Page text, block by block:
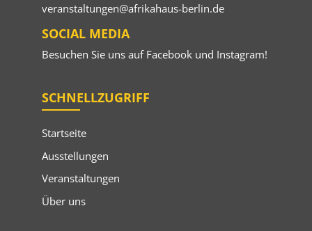
veranstaltungen@afrikahaus-berlin.de
SOCIAL MEDIA
Besuchen Sie uns auf Facebookund Instagram!
SCHNELLZUGRIFF
Startseite
Ausstellungen
Veranstaltungen
Über uns